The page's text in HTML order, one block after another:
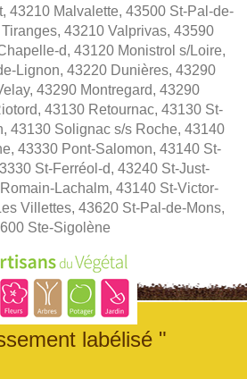
43210 Malvalette, 43500 St-Pal-de-
43210 Valprivas, 43590
d, 43120 Monistrol s/Loire,
Lignon, 43220 Dunières, 43290
43290 Montregard, 43290
43130 Retournac, 43130 St-
43130 Solignac s/s Roche, 43140
43330 Pont-Salomon, 43140 St-
St-Ferréol-d, 43240 St-Just-
Lachalm, 43140 St-Victor-
Villettes, 43620 St-Pal-de-Mons,
Ste-Sigolène
labélisé "